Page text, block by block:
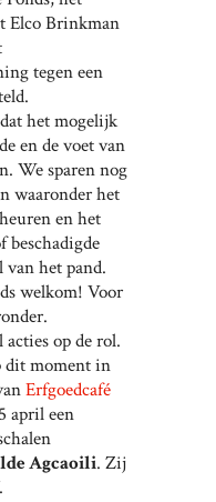
Elco Brinkman
tegen een
het mogelijk
en de voet van
We sparen nog
waaronder het
en het
beschadigde
van het pand.
welkom! Voor
acties op de rol.
dit moment in
Erfgoedcafé
april een
Agcaoili. Zij